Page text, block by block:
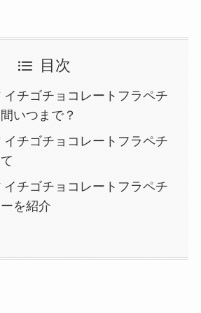
目次
イチゴチョコレートフラペチ
いつまで？
イチゴチョコレートフラペチ
イチゴチョコレートフラペチ
を紹介